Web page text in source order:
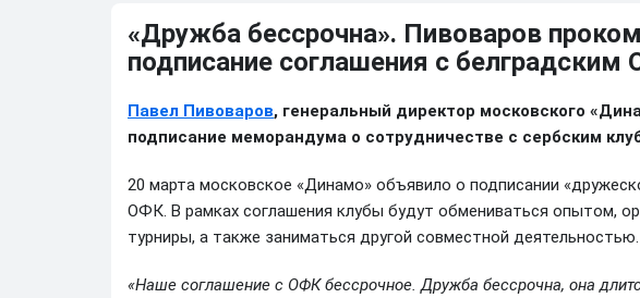
«Дружба бессрочна». Пивоваров
подписание соглашения с белградским
Павел Пивоваров, генеральный директор московского
подписание меморандума о сотрудничестве с сербским
20 марта московское «Динамо» объявило о подписании
ОФК. В рамках соглашения клубы будут обмениваться опытом,
турниры, а также заниматься другой совместной деятельностью.
«Наше соглашение с ОФК бессрочное. Дружба бессрочна, она